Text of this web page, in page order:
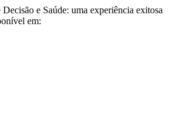
e Saúde: uma experiência exitosa
em: